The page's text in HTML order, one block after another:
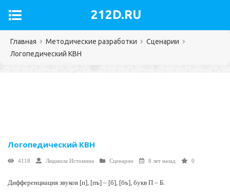
212D.RU
Главная Методические разработки
Сценарии
Логопедический КВН
Логопедический КВН
4118 Людмила Истомина Сценарии 8 лет назад 0
Дифференциация звуков [п], [пъ] – [б], [бъ], букв П – Б.